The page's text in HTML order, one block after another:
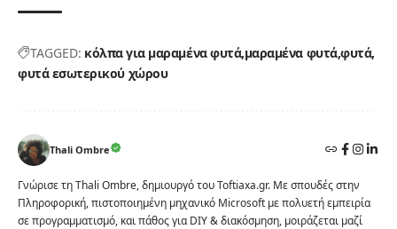
TAGGED: κόλπα για μαραμένα φυτά μαραμένα φυτάφυτά
φυτά εσωτερικού χώρου
Thali Ombre
Γνώρισε τη Thali Ombre, δημιουργό του Toftiaxa.gr. Με σπουδές στην
Πληροφορική, πιστοποιημένη μηχανικό Microsoft με πολυετή εμπειρία
σε προγραμματισμό, και πάθος για DIY & διακόσμηση, μοιράζεται μαζί